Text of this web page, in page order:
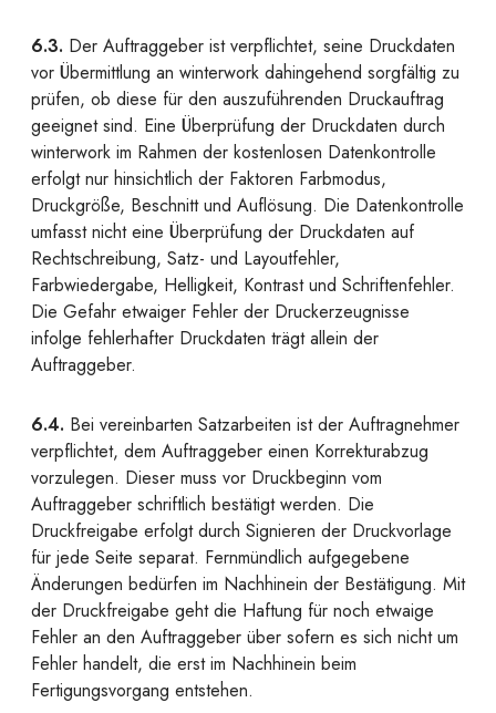
6.3. Der Auftraggeber ist verpflichtet, seine Druckdaten
vor Übermittlung an winterwork dahingehend sorgfältig zu
prüfen, ob diese für den auszuführenden Druckauftrag
geeignet sind. Eine Überprüfung der Druckdaten durch
winterwork im Rahmen der kostenlosen Datenkontrolle
erfolgt nur hinsichtlich der Faktoren Farbmodus,
Druckgröße, Beschnitt und Auflösung. Die Datenkontrolle
umfasst nicht eine Überprüfung der Druckdaten auf
Rechtschreibung, Satz- und Layoutfehler,
Farbwiedergabe, Helligkeit, Kontrast und Schriftenfehler.
Die Gefahr etwaiger Fehler der Druckerzeugnisse
infolge fehlerhafter Druckdaten trägt allein der
Auftraggeber.
6.4. Bei vereinbarten Satzarbeiten ist der Auftragnehmer
verpflichtet, dem Auftraggeber einen Korrekturabzug
vorzulegen. Dieser muss vor Druckbeginn vom
Auftraggeber schriftlich bestätigt werden. Die
Druckfreigabe erfolgt durch Signieren der Druckvorlage
für jede Seite separat. Fernmündlich aufgegebene
Änderungen bedürfen im Nachhinein der Bestätigung. Mit
der Druckfreigabe geht die Haftung für noch etwaige
Fehler an den Auftraggeber über sofern es sich nicht um
Fehler handelt, die erst im Nachhinein beim
Fertigungsvorgang entstehen.